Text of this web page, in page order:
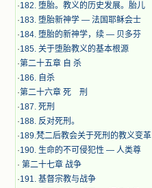
·182. 堕胎。教义的历史发展。胎儿
·183. 堕胎新神学 — 法国耶稣会士
·184. 堕胎的新神学，续 — 贝多芬
·185. 关于堕胎教义的基本根源
·第二十五章 自 杀
·186. 自杀
·第二十六章 死 刑
·187. 死刑
·188. 反对死刑。
·189.梵二后教会关于死刑的教义变革
·190. 生命的不可侵犯性 — 人类尊
· 第二十七章 战争
·191. 基督宗教与战争